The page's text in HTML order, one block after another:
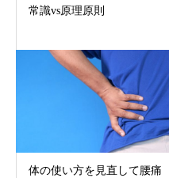
常識vs原理原則
体の使い方を見直して腰痛